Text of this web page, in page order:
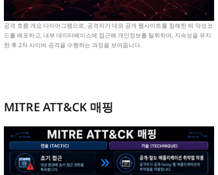
공격 흐름 개요 다이어그램으로, 공격자가 대외 공개 웹사이트를 침해한 뒤 악성코
드를 배포하고, 내부 데이터베이스에 접근해 개인정보를 탈취하며, 지속성을 유지
한 후 2차 사이버 공격을 수행하는 과정을 보여줍니다.
MITRE ATT&CK 매핑